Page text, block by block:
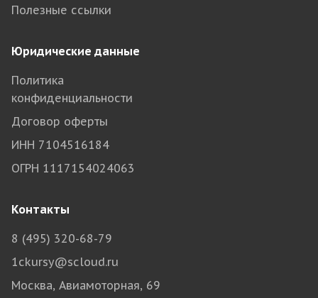
Полезные ссылки
Юридические данные
Политика
конфиденциальности
Договор оферты
ИНН 7104516184
ОГРН 1117154024063
Контакты
8 (495) 320-68-79
1ckursy@scloud.ru
Москва, Авиамоторная, 69